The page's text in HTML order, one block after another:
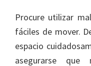
Procure utilizar
fáciles de mover.
espacio
asegurarse que